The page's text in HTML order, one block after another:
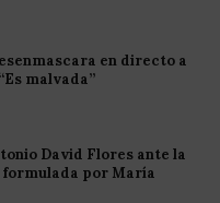
en directo a
malvada”
David Flores ante la
formulada por María